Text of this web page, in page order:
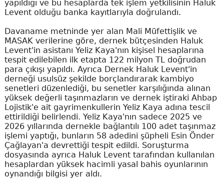
yapıldığı ve bu hesaplarda tek işlem yetkilisinin Haluk
Levent olduğu banka kayıtlarıyla doğrulandı.
Davaname metninde yer alan Mali Müfettişlik ve
MASAK verilerine göre, dernek bütçesinden Haluk
Levent'in asistanı Yeliz Kaya'nın kişisel hesaplarına
tespit edilebilen ilk etapta 122 milyon TL doğrudan
para çıkışı yapıldı. Ayrıca Dernek Haluk Levent'in
derneği usulsüz şekilde borçlandırarak kambiyo
senetleri düzenlediği, bu senetler karşılığında alınan
yüksek değerli taşınmazların ve dernek iştiraki Ahbap
Lojistik'e ait gayrimenkullerin Yeliz Kaya adına tescil
ettirildiği belirlendi. Yeliz Kaya'nın sadece 2025 ve
2026 yıllarında dernekle bağlantılı 100 adet taşınmaz
işlemi yaptığı, bunların 58 adedini şüpheli Esin Önder
Çağlayan'a devrettiği tespit edildi. Soruşturma
dosyasında ayrıca Haluk Levent tarafından kullanılan
hesaplardan yüksek hacimli yasal bahis oyunlarının
oynandığı bilgisi yer aldı.